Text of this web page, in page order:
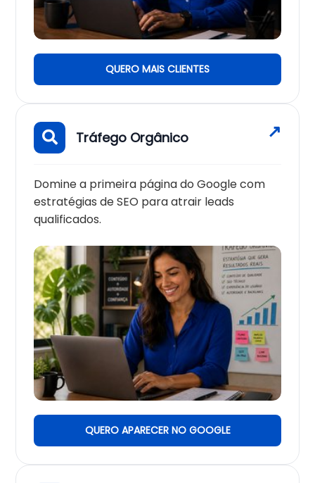
QUERO MAIS CLIENTES
Tráfego Orgânico
Domine a primeira página do Google com
estratégias de SEO para atrair leads
qualificados.
QUERO APARECER NO GOOGLE